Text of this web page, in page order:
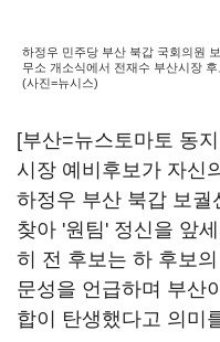
하정우 민주당 부산 북갑 국회의원
무소 개소식에서 전재수 부산시장
(사진=뉴시스)
[부산=뉴스토마토 동
시장 예비후보가 자신
하정우 부산 북갑 보궐
찾아 '원팀' 정신을 앞
히 전 후보는 하 후보
문성을 언급하며 부산
합이 탄생했다고 의미